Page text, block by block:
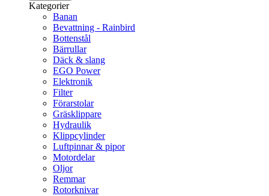
Kategorier
Banan
Bevattning - Rainbird
Bottenstål
Bärrullar
Däck & slang
EGO Power
Elektronik
Filter
Förarstolar
Gräsklippare
Hydraulik
Klippcylinder
Luftpinnar & pipor
Motordelar
Oljor
Remmar
Rotorknivar